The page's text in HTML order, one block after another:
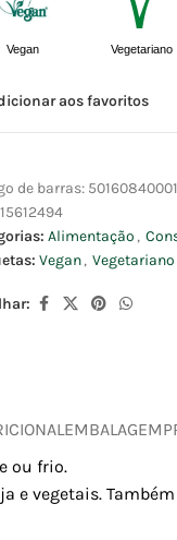
Vegan Vegetariano
aos favoritos
de barras:
15612494
Alimentação ,
Vegan, Vegetariano
EMBALAGEM
ou frio.
vegetais.